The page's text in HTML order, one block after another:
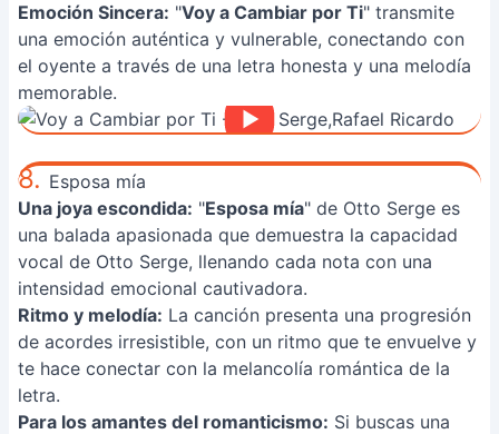
Emoción Sincera: "Voy a Cambiar por Ti" transmite
una emoción auténtica y vulnerable, conectando con
el oyente a través de una letra honesta y una melodía
memorable.
8. Esposa mía
Una joya escondida: "Esposa mía" de Otto Serge es
una balada apasionada que demuestra la capacidad
vocal de Otto Serge, llenando cada nota con una
intensidad emocional cautivadora.
Ritmo y melodía: La canción presenta una progresión
de acordes irresistible, con un ritmo que te envuelve y
te hace conectar con la melancolía romántica de la
letra.
Para los amantes del romanticismo: Si buscas una